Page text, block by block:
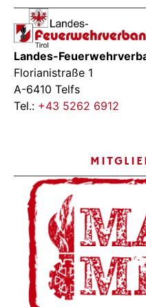
Landes-
Florianistraße 1
A-6410 Telfs
Tel.: +43 5262 6912